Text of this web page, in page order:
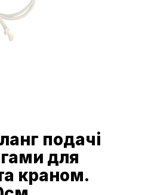
подачі
для
краном.